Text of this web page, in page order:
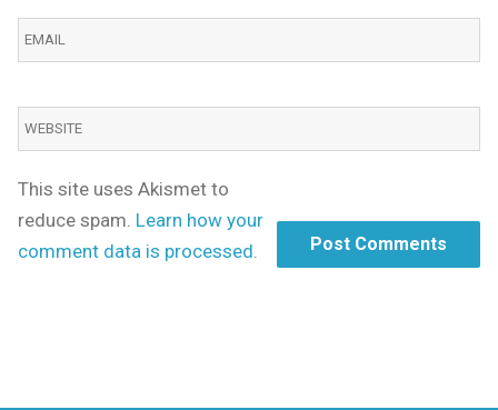
This site uses Akismet to
reduce spam. Learn how your
comment data is processed.